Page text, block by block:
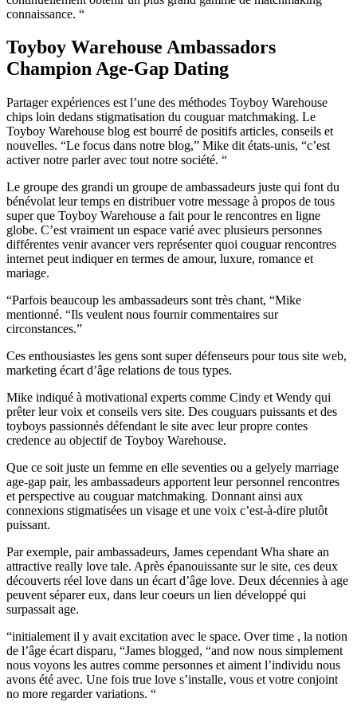
connaissance. “
Toyboy Warehouse Ambassadors
Champion Age-Gap Dating
Partager expériences est l’une des méthodes Toyboy Warehouse
chips loin dedans stigmatisation du couguar matchmaking. Le
Toyboy Warehouse blog est bourré de positifs articles, conseils et
nouvelles. “Le focus dans notre blog,” Mike dit états-unis, “c’est
activer notre parler avec tout notre société. “
Le groupe des grandi un groupe de ambassadeurs juste qui font du
bénévolat leur temps en distribuer votre message à propos de tous
super que Toyboy Warehouse a fait pour le rencontres en ligne
globe. C’est vraiment un espace varié avec plusieurs personnes
différentes venir avancer vers représenter quoi couguar rencontres
internet peut indiquer en termes de amour, luxure, romance et
mariage.
“Parfois beaucoup les ambassadeurs sont très chant, “Mike
mentionné. “Ils veulent nous fournir commentaires sur
circonstances.”
Ces enthousiastes les gens sont super défenseurs pour tous site web,
marketing écart d’âge relations de tous types.
Mike indiqué à motivational experts comme Cindy et Wendy qui
prêter leur voix et conseils vers site. Des couguars puissants et des
toyboys passionnés défendant le site avec leur propre contes
credence au objectif de Toyboy Warehouse.
Que ce soit juste un femme en elle seventies ou a gelyely marriage
age-gap pair, les ambassadeurs apportent leur personnel rencontres
et perspective au couguar matchmaking. Donnant ainsi aux
connexions stigmatisées un visage et une voix c’est-à-dire plutôt
puissant.
Par exemple, pair ambassadeurs, James cependant Wha share an
attractive really love tale. Après épanouissante sur le site, ces deux
découverts réel love dans un écart d’âge love. Deux décennies à age
peuvent séparer eux, dans leur coeurs un lien développé qui
surpassait age.
“initialement il y avait excitation avec le space. Over time , la notion
de l’âge écart disparu, “James blogged, “and now nous simplement
nous voyons les autres comme personnes et aiment l’individu nous
avons été avec. Une fois true love s’installe, vous et votre conjoint
no more regarder variations. “